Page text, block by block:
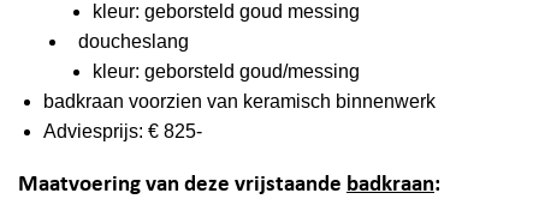
kleur: geborsteld goud messing
doucheslang
kleur: geborsteld goud/messing
badkraan voorzien van keramisch binnenwerk
Adviesprijs: € 825-
Maatvoering van deze vrijstaande badkraan: